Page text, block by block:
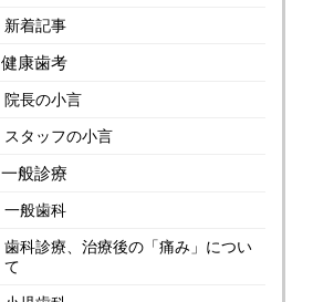
新着記事
健康歯考
院長の小言
スタッフの小言
一般診療
一般歯科
歯科診療、治療後の「痛み」につい
て